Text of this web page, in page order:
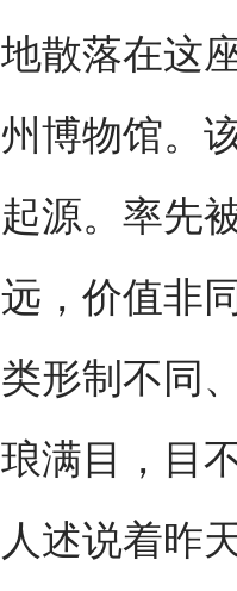
地散落在这
州博物馆。
起源。率先
远，价值非
类形制不同
琅满目，目
人述说着昨